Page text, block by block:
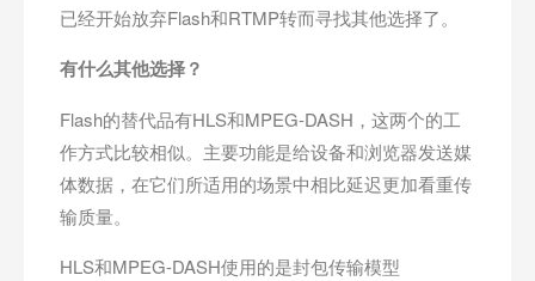
已经开始放弃Flash和RTMP转而寻找其他选择了。
有什么其他选择？
Flash的替代品有HLS和MPEG-DASH，这两个的工
作方式比较相似。主要功能是给设备和浏览器发送媒
体数据，在它们所适用的场景中相比延迟更加看重传
输质量。
HLS和MPEG-DASH使用的是封包传输模型